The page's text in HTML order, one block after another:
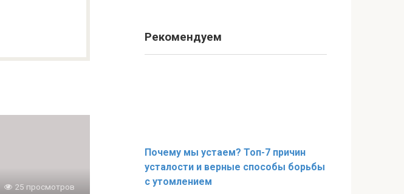
25 просмотров
Рекомендуем
Почему мы устаем? Топ-7 причин
усталости и верные способы борьбы
с утомлением